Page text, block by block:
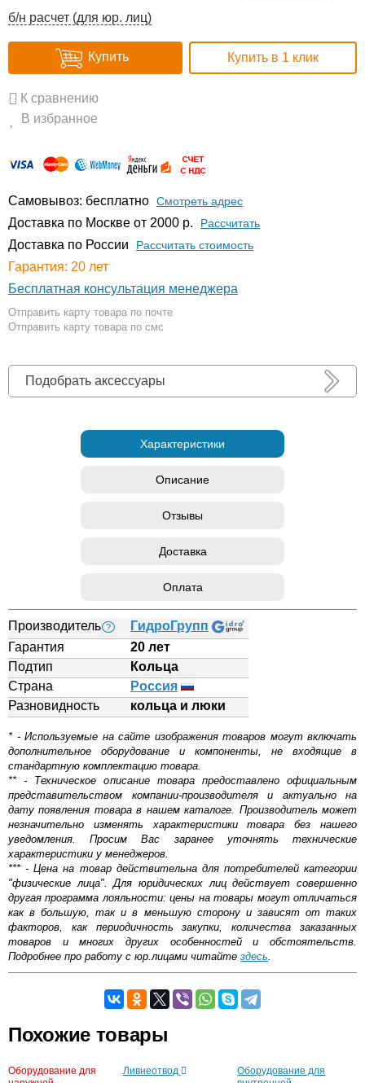
б/н расчет (для юр. лиц)
Купить Купить в 1 клик
К сравнению
В избранное
Самовывоз: бесплатно Смотреть адрес
Доставка по Москве от 2000 р. Расcчитать
Доставка по России Рассчитать стоимость
Гарантия: 20 лет
Бесплатная консультация менеджера
Отправить карту товара по почте
Отправить карту товара по смс
Подобрать аксессуары
Характеристики
Описание
Отзывы
Доставка
Оплата
Производитель ?
ГидроГрупп
Гарантия
20 лет
Подтип
Кольца
Страна
Россия
Разновидность
кольца и люки
* - Используемые на сайте изображения товаров могут включать
дополнительное оборудование и компоненты, не входящие в
стандартную комплектацию товара.
** - Техническое описание товара предоставлено официальным
представительством компании-производителя и актуально на
дату появления товара в нашем каталоге. Производитель может
незначительно изменять характеристики товара без нашего
уведомления. Просим Вас заранее уточнять технические
характеристики у менеджеров.
*** - Цена на товар действительна для потребителей категории
"физические лица". Для юридических лиц действует совершенно
другая программа лояльности: цены на товары могут отличаться
как в большую, так и в меньшую сторону и зависят от таких
факторов, как периодичность закупки, количества заказанных
товаров и многих других особенностей и обстоятельств.
Подробнее про работу с юр.лицами читайте здесь.
Кольца для колодца KK001 — надежный элемент
системы искусственного отведения воды. Он выполнен
поэтому способен выдерживать эксплуатацию в
изначальных характеристик. При этом он обладает
солидной стойкостью к нагрузкам механического
Доставка сантехники по Москве и Московской области
Возможные способы оплаты:
Похожие товары
Оборудование для
Ливнеотвод
Оборудование для